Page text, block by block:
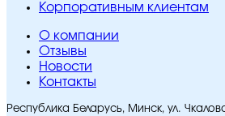
Корпоративным клиентам
O компании
Отзывы
Новости
Контакты
Республика Беларусь, Минск, ул.